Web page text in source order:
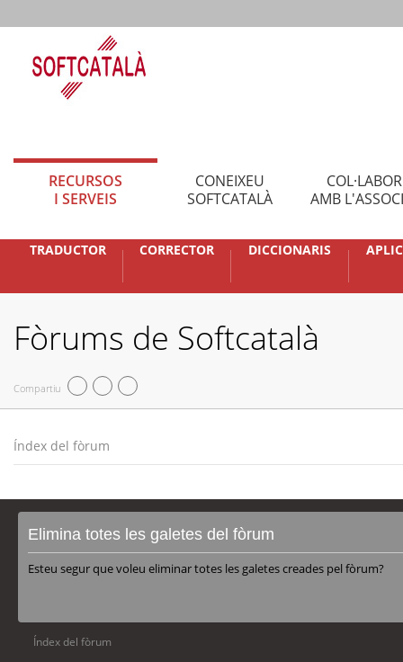
RECURSOS
I SERVEIS
CONEIXEU
SOFTCATALÀ
AMB
TRADUCTOR CORRECTOR DICCIONARIS
Fòrums de Softcatalà
Compartiu
Índex del fòrum
Elimina totes les galetes del fòrum
Esteu segur que voleu eliminar totes les galetes creades pel fòrum?
Índex del fòrum